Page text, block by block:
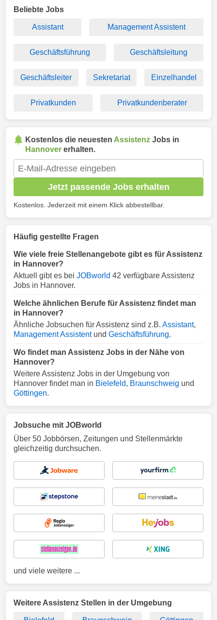
Beliebte Jobs
Assistant Management Assistent
Geschäftsführung Geschäftsleitung
Geschäftsleiter Sekretariat Einzelhandel
Privatkunden Privatkundenberater
Kostenlos die neuesten Assistenz Jobs in
Hannover erhalten.
Jetzt passende Jobs erhalten
Kostenlos. Jederzeit mit einem Klick abbestellbar.
Häufig gestellte Fragen
Wie viele freie Stellenangebote gibt es für Assistenz
in Hannover?
Aktuell gibt es bei JOBworld 42 verfügbare Assistenz
Jobs in Hannover.
Welche ähnlichen Berufe für Assistenz findet man
in Hannover?
Ähnliche Jobsuchen für Assistenz sind z.B. Assistant,
Management Assistentund Geschäftsführung.
Wo findet man Assistenz Jobs in der Nähe von
Hannover?
Weitere Assistenz Jobs in der Umgebung von
Hannover findet man in Bielefeld, Braunschweig und
Göttingen.
Jobsuche mit JOBworld
Über 50 Jobbörsen, Zeitungen und Stellenmärkte
gleichzeitig durchsuchen.
und viele weitere ...
Weitere Assistenz Stellen in der Umgebung